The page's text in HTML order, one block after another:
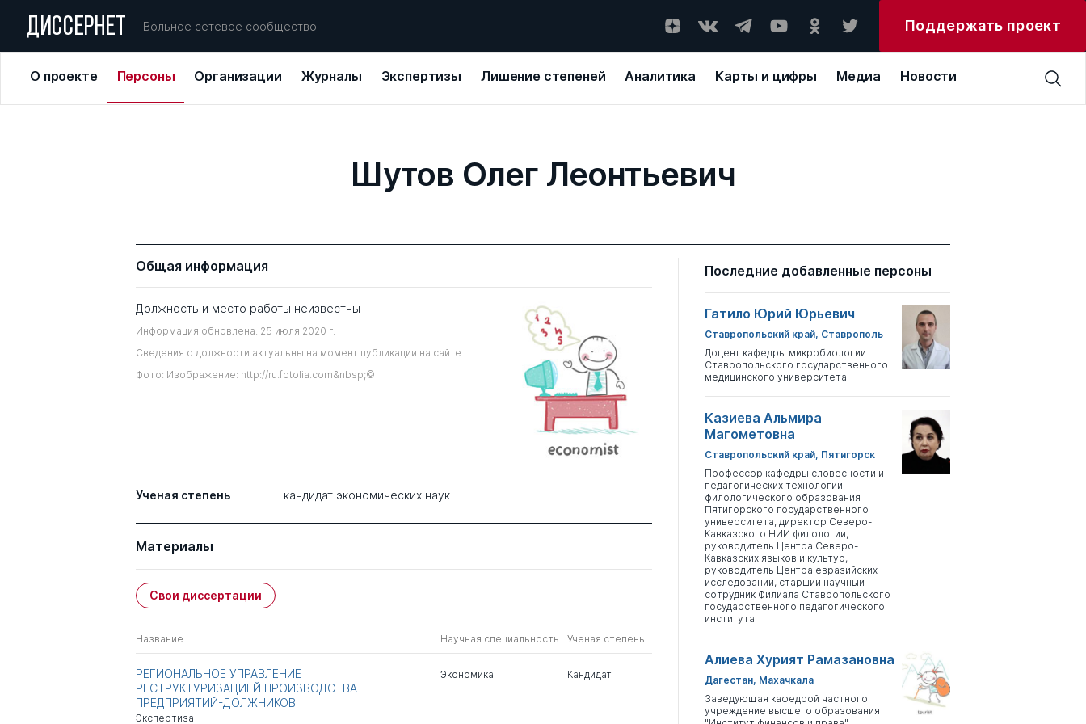
ДИССЕРНЕТ Вольное сетевое сообщество Поддержать проект
О проекте Персоны Организации Журналы Экспертизы Лишение степеней Аналитика Карты и цифры Медиа Новости
Шутов Олег Леонтьевич
Общая информация
Должность и место работы неизвестны
Информация обновлена: 25 июля 2020 г.
Сведения о должности актуальны на момент публикации на сайте
Фото: Изображение: http://ru.fotolia.com&nbsp;©
Ученая степень кандидат экономических наук
Материалы
Свои диссертации
Название Научная специальность Ученая степень
РЕГИОНАЛЬНОЕ УПРАВЛЕНИЕ
РЕСТРУКТУРИЗАЦИЕЙ ПРОИЗВОДСТВА
ПРЕДПРИЯТИЙ-ДОЛЖНИКОВ
Экспертиза
Экономика Кандидат
Последние добавленные персоны
Гатило Юрий Юрьевич
Ставропольский край, Ставрополь
Доцент кафедры микробиологии
Ставропольского государственного
медицинского университета
Казиева Альмира
Магометовна
Ставропольский край, Пятигорск
Профессор кафедры словесности и
педагогических технологий
филологического образования
Пятигорского государственного
университета, директор Северо-
Кавказского НИИ филологии,
руководитель Центра Северо-
Кавказских языков и культур,
руководитель Центра евразийских
исследований, старший научный
сотрудник Филиала Ставропольского
государственного педагогического
института
Алиева Хурият Рамазановна
Дагестан, Махачкала
Заведующая кафедрой частного
учреждение высшего образования